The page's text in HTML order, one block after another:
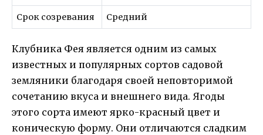
Срок созревания Средний
Клубника Фея является одним из самых
известных и популярных сортов садовой
земляники благодаря своей неповторимой
сочетанию вкуса и внешнего вида. Ягоды
этого сорта имеют ярко-красный цвет и
коническую форму. Они отличаются сладким